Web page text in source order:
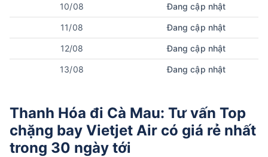
10/08 Đang cập nhật
11/08 Đang cập nhật
12/08 Đang cập nhật
13/08 Đang cập nhật
Thanh Hóa đi Cà Mau: Tư vấn Top
chặng bay Vietjet Air có giá rẻ nhất
trong 30 ngày tới